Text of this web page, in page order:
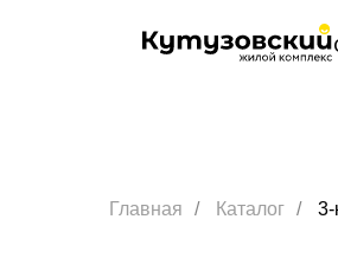
Главная / Каталог / 3-